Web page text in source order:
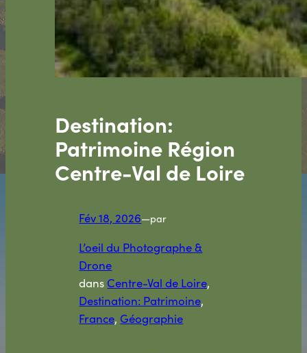
Destination:
Patrimoine Région
Centre-Val de Loire
Fév 18, 2026—par
L’oeil du Photographe &
Drone
dans Centre-Val de Loire
Destination: Patrimoine
France, Géographie